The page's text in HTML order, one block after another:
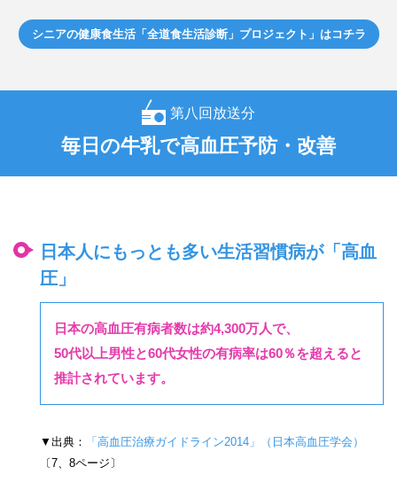
シニアの健康食生活「全道食生活診断」プロジェクト」はコチラ
第八回放送分
毎日の牛乳で高血圧予防・改善
日本人にもっとも多い生活習慣病が「高血
圧」
日本の高血圧有病者数は約4,300万人で、
50代以上男性と60代女性の有病率は60％を超えると
推計されています。
▼出典：
「高血圧治療ガイドライン2014」（日本高血圧学会）
〔7、8ページ〕